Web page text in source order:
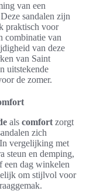
van een
sandalen zijn
praktisch voor
combinatie van
van deze
van Saint
uitstekende
de zomer.
als comfort zorgt
zich
vergelijking met
steun en demping,
een dag winkelen
om stijlvol voor